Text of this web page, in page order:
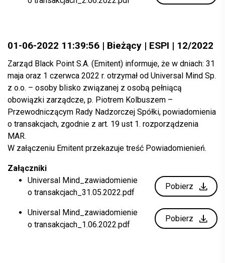
01-06-2022 11:39:56 | Bieżący | ESPI | 12/2022
Zarząd Black Point S.A. (Emitent) informuje, że w dniach: 31
maja oraz 1 czerwca 2022 r. otrzymał od Universal Mind Sp.
z o.o. – osoby blisko związanej z osobą pełniącą
obowiązki zarządcze, p. Piotrem Kolbuszem –
Przewodniczącym Rady Nadzorczej Spółki, powiadomienia
o transakcjach, zgodnie z art. 19 ust 1. rozporządzenia
MAR.
W załączeniu Emitent przekazuje treść Powiadomienień.
Załączniki
Universal Mind_zawiadomienie
o transakcjach_31.05.2022.pdf
Pobierz
Universal Mind_zawiadomienie
o transakcjach_1.06.2022.pdf
Pobierz